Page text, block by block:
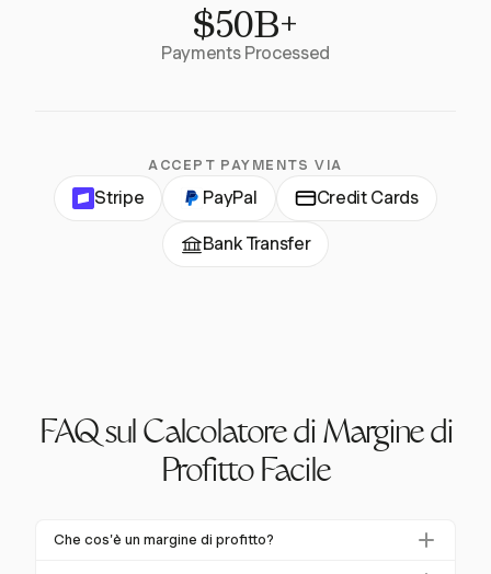
$50B+
Payments Processed
ACCEPT PAYMENTS VIA
Stripe PayPal Credit Cards
Bank Transfer
FAQ sul Calcolatore di Margine di
Profitto Facile
Che cos'è un margine di profitto?